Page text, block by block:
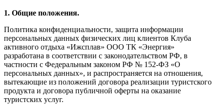
1. Общие положения.
Политика конфиденциальности, защита информации
персональных данных физических лиц клиентов Клуба
активного отдыха «Ижсплав» ООО ТК «Энергия»
разработана в соответствии с законодательством РФ, в
частности с Федеральным законом РФ № 152-ФЗ «О
персональных данных», и распространяется на отношения,
вытекающие из положений договора реализации туристского
продукта и договора публичной оферты на оказание
туристских услуг.